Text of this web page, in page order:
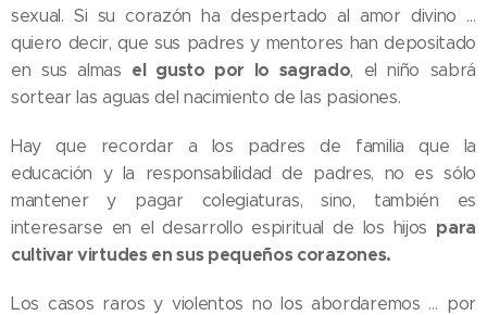
sexual. Si su corazón ha despertado al amor divino …
quiero decir, que sus padres y mentores han depositado
en sus almas el gusto por lo sagrado, el niño sabrá
sortear las aguas del nacimiento de las pasiones.
Hay que recordar a los padres de familia que la
educación y la responsabilidad de padres, no es sólo
mantener y pagar colegiaturas, sino, también es
interesarse en el desarrollo espiritual de los hijos para
cultivar virtudes en sus pequeños corazones.
Los casos raros y violentos no los abordaremos … por